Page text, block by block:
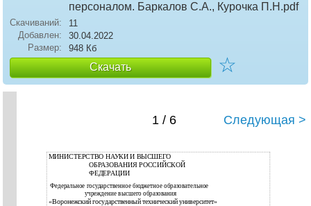
персоналом. Баркалов С.А., Курочка П.Н .pdf
Скачиваний:
11
Добавлен:
30.04.2022
Размер:
948 Кб
Скачать ☆
1 / 6 Следующая >
МИНИСТЕРСТВО НАУКИ И ВЫСШЕГО
ОБРАЗОВАНИЯ РОССИЙСКОЙ
ФЕДЕРАЦИИ
Федеральное государственное бюджетное образовательное
учреждение высшего образования
«Воронежский государственный технический университет»